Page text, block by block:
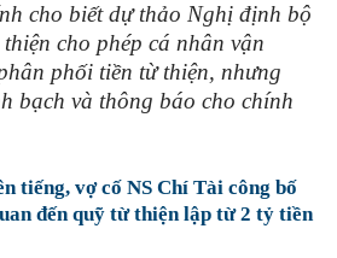
cho biết dự thảo Nghị định bộ
cho phép cá nhân vận
phối tiền từ thiện, nhưng
bạch và thông báo cho chính
tiếng, vợ cố NS Chí Tài công bố
đến quỹ từ thiện lập từ 2 tỷ tiền